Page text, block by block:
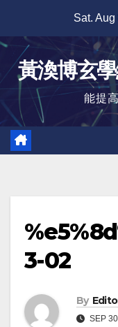
content
Sat.
黃渙博玄
能提
3-02
By
SEP